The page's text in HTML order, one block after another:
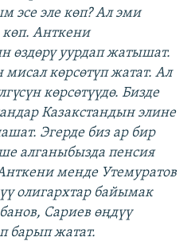
эсе эле көп? Ал эми
көп. Анткени
өздөрү уурдап жатышат.
көрсөтүп жатат. Ал
көрсөтүүдө. Бизде
Казакстандын элине
Эгерде биз ар бир
алганыбызда пенсия
менде Утемуратов
олигархтар байымак
Сариев өңдүү
барып жатат.